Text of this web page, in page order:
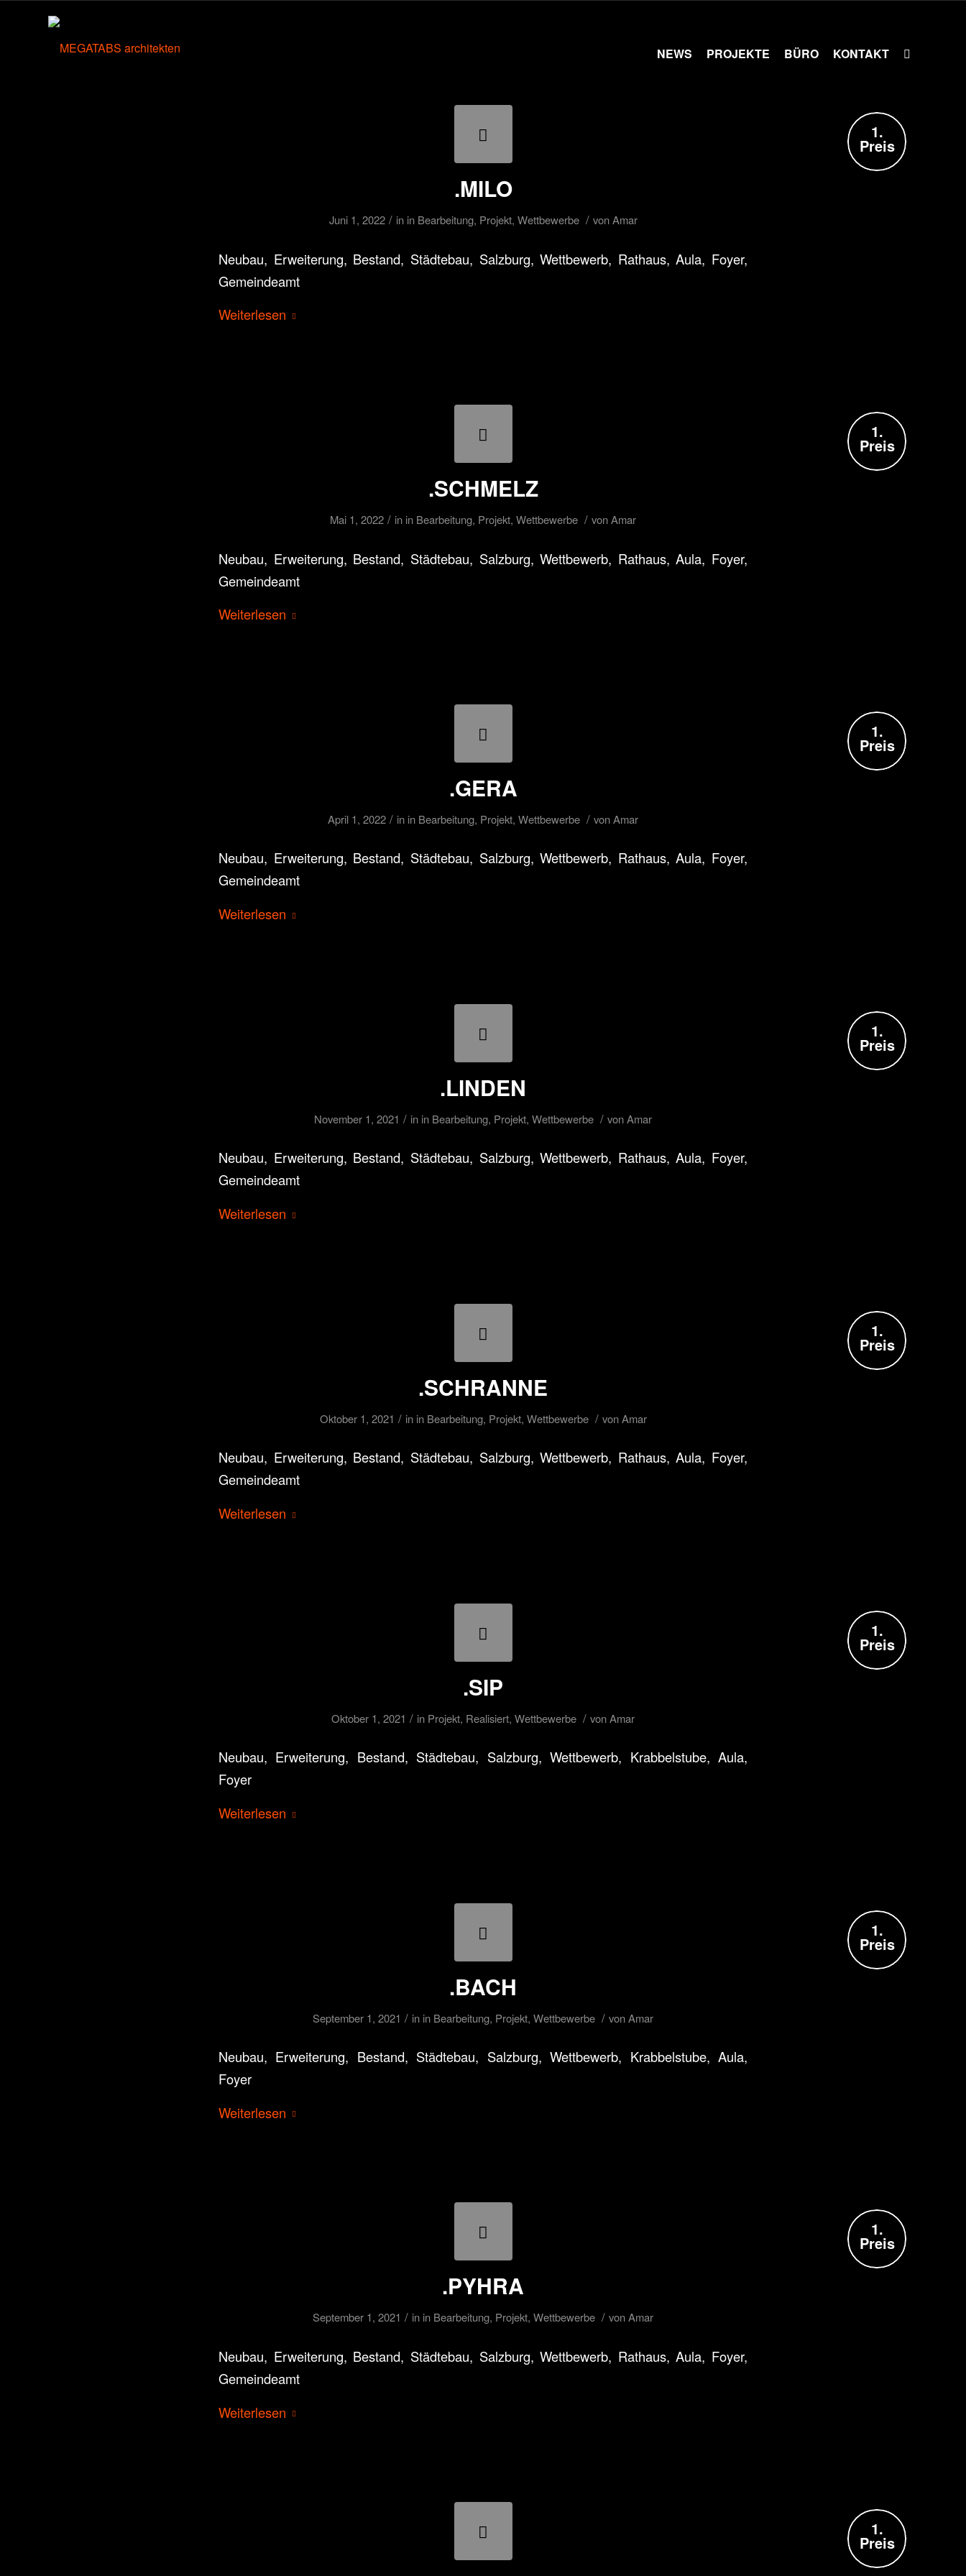
NEWS PROJEKTE BÜRO KONTAKT
.MILO
1.
Preis
Juni 1, 2022 / in in Bearbeitung, Projekt, Wettbewerbe / vonAmar
Neubau, Erweiterung, Bestand, Städtebau, Salzburg, Wettbewerb, Rathaus, Aula, Foyer,
Gemeindeamt
Weiterlesen
.SCHMELZ
1.
Preis
Mai 1, 2022 / in in Bearbeitung, Projekt, Wettbewerbe / vonAmar
Neubau, Erweiterung, Bestand, Städtebau, Salzburg, Wettbewerb, Rathaus, Aula, Foyer,
Gemeindeamt
Weiterlesen
.GERA
1.
Preis
April 1, 2022 / in in Bearbeitung, Projekt, Wettbewerbe / vonAmar
Neubau, Erweiterung, Bestand, Städtebau, Salzburg, Wettbewerb, Rathaus, Aula, Foyer,
Gemeindeamt
Weiterlesen
.LINDEN
1.
Preis
November 1, 2021 / in in Bearbeitung, Projekt, Wettbewerbe / vonAmar
Neubau, Erweiterung, Bestand, Städtebau, Salzburg, Wettbewerb, Rathaus, Aula, Foyer,
Gemeindeamt
Weiterlesen
.SCHRANNE
1.
Preis
Oktober 1, 2021 / in in Bearbeitung, Projekt, Wettbewerbe / vonAmar
Neubau, Erweiterung, Bestand, Städtebau, Salzburg, Wettbewerb, Rathaus, Aula, Foyer,
Gemeindeamt
Weiterlesen
.SIP
1.
Preis
Oktober 1, 2021 / in Projekt, Realisiert, Wettbewerbe / vonAmar
Neubau, Erweiterung, Bestand, Städtebau, Salzburg, Wettbewerb, Krabbelstube, Aula,
Foyer
Weiterlesen
.BACH
1.
Preis
September 1, 2021 / in in Bearbeitung, Projekt, Wettbewerbe / vonAmar
Neubau, Erweiterung, Bestand, Städtebau, Salzburg, Wettbewerb, Krabbelstube, Aula,
Foyer
Weiterlesen
.PYHRA
1.
Preis
September 1, 2021 / in in Bearbeitung, Projekt, Wettbewerbe / vonAmar
Neubau, Erweiterung, Bestand, Städtebau, Salzburg, Wettbewerb, Rathaus, Aula, Foyer,
Gemeindeamt
Weiterlesen
1.
Preis